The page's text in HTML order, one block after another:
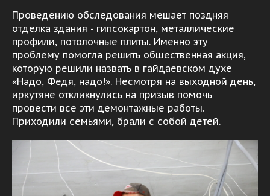
Проведению обследования мешает поздняя
отделка здания - гипсокартон, металлические
профили, потолочные плиты. Именно эту
проблему помогла решить общественная акция,
которую решили назвать в гайдаевском духе
«Надо, Федя, надо!». Несмотря на выходной день,
иркутяне откликнулись на призыв помочь
провести все эти демонтажные работы.
Приходили семьями, брали с собой детей.